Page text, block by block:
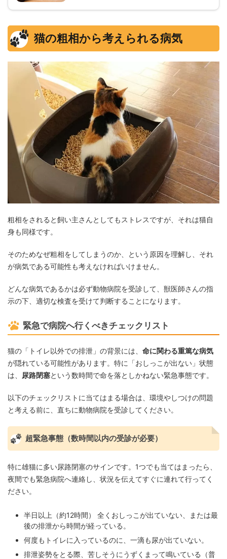
猫の粗相から考えられる病気
粗相をされると飼い主さんとしてもストレスですが、それは猫自
身も同様です。
そのためなぜ粗相をしてしまうのか、という原因を理解し、それ
が病気である可能性も考えなければいけません。
どんな病気であるかは必ず動物病院を受診して、獣医師さんの指
示の下、適切な検査を受けて判断することになります。
緊急で病院へ行くべきチェックリスト
猫の「トイレ以外での排泄」の背景には、 命に関わる重篤な病気
が隠れている可能性があります。特に「おしっこが出ない」状態
は、
尿路閉塞という数時間で命を落としかねない緊急事態です。
以下のチェックリストに当てはまる場合は、環境やしつけの問題
と考える前に、直ちに動物病院を受診してください。
超緊急事態（数時間以内の受診が必要）
特に雄猫に多い尿路閉塞のサインです。1つでも当てはまったら、
夜間でも緊急病院へ連絡し、状況を伝えてすぐに連れて行ってく
ださい。
半日以上（約12時間） 全くおしっこが出ていない、または最
後の排泄から時間が経っている。
何度もトイレに入っているのに、一滴も尿が出ていない。
排泄姿勢をとる際、苦しそうにうずくまって鳴いている（普